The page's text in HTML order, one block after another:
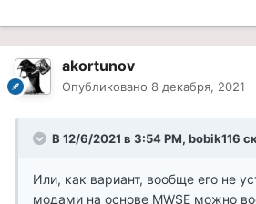
akortunov
Опубликовано 8 декабря, 2021
В 12/6/2021 в 3:54 PM, bobik116
Или, как вариант, вообще его не
модами на основе MWSE можно